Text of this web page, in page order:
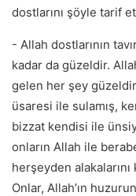
dostlarını şöyle tarif
- Allah dostlarının
kadar da güzeldir.
gelen her şey
üsaresi ile sulamış,
bizzat kendisi ile
onların Allah ile
herşeyden
Onlar, Allah’ın